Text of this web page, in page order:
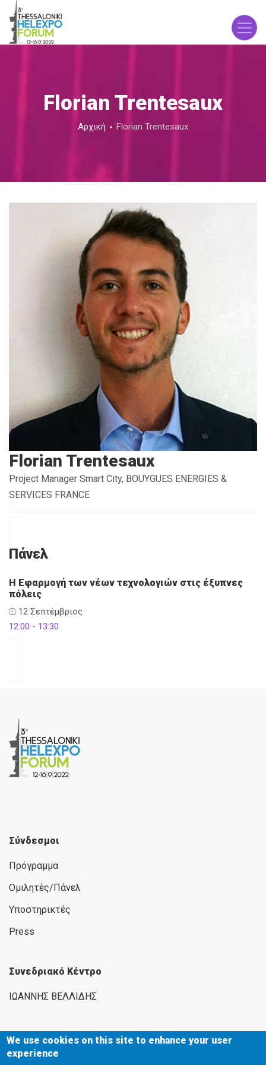
Παράκαμψη
προς
Florian Trentesaux
Breadcrumb
Αρχική Florian Trentesaux
Florian Trentesaux
Project Manager Smart City, BOUYGUES ENERGIES &
SERVICES FRANCE
Πάνελ
Η Εφαρμογή των νέων τεχνολογιών στις έξυπνες
πόλεις
12 Σεπτέμβριος
12:00 - 13:30
Σύνδεσμοι
Πρόγραμμα
Ομιλητές/Πάνελ
Υποστηρικτές
Press
Συνεδριακό Κέντρο
ΙΩΑΝΝΗΣ ΒΕΛΛΙΔΗΣ
We use cookies on this site to enhance your user
experience